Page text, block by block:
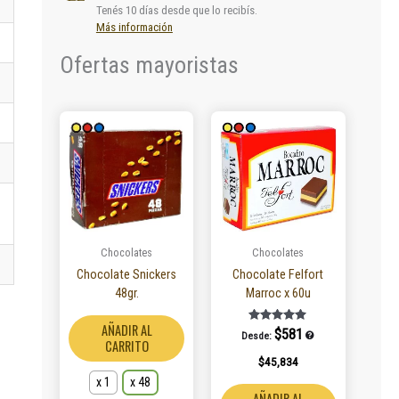
Tenés 10 días desde que lo recibís.
Más información
Ofertas mayoristas
Chocolates
Chocolate Snickers
48gr.
AÑADIR AL
CARRITO
producto
múltiples
variantes.
página
x 1 x 48
Chocolates
Chocolate Felfort
Marroc x 60u
Valorado en
5.00
Desde:$581
$45,834